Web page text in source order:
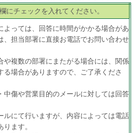
にチェックを入れてください。
よっては、回答に時間がかかる場合があ
、担当部署に直接お電話でお問い合わせ
や複数の部署にまたがる場合には、関係
る場合がありますので、ご了承くださ
中傷や営業目的のメールに対しては回答
ルにて行いますが、内容によっては電話
ます。